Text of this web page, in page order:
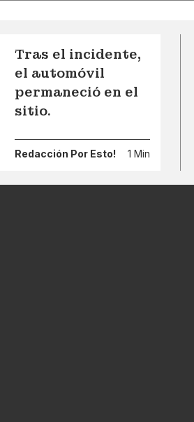
Tras el incidente,
el automóvil
permaneció en el
sitio.
Redacción Por Esto! 1 Min